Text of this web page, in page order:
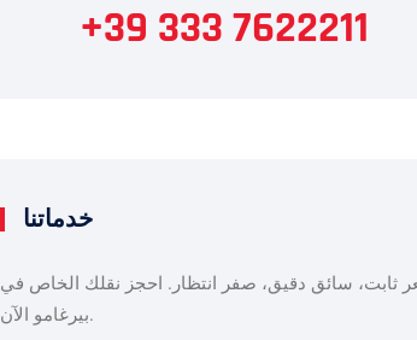
+39 333 7622211
خدماتنا
ثابت، سائق دقيق، صفر انتظار. احجز نقلك الخاص في
بيرغامو الآن.